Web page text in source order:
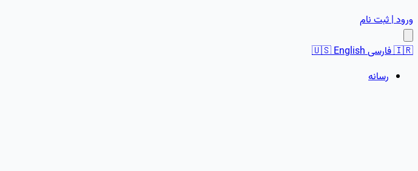
ورود | ثبت نام
🇮🇷فارسی 🇺🇸English
رسانه